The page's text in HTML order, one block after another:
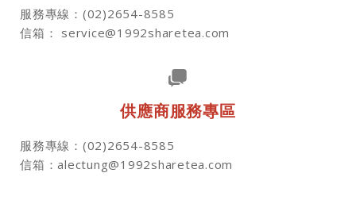
服務專線：(02)2654-8585
信箱： service@1992sharetea.com
供應商服務專區
服務專線：(02)2654-8585
信箱：alectung@1992sharetea.com